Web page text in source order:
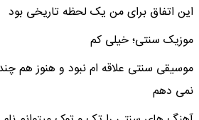
این اتفاق برای من یک لحظه تاریخی بود
موزیک سنتی؛ خیلی کم
موسیقی سنتی علاقه ام نبود و هنوز هم
نمی دهم